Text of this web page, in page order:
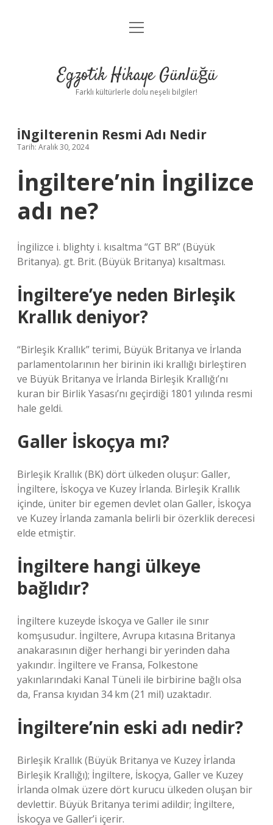
Anasayfa
Yasal Uyarı
menüyü
Egzotik Hikaye Günlüğü
Farklı kültürlerle dolu neşeli bilgiler!
İNgilterenin Resmi Adı Nedir
Tarih: Aralık 30, 2024
İngiltere’nin İngilizce
adı ne?
İngilizce i. blighty i. kısaltma “GT BR” (Büyük
Britanya). gt. Brit. (Büyük Britanya) kısaltması.
İngiltere’ye neden Birleşik
Krallık deniyor?
“Birleşik Krallık” terimi, Büyük Britanya ve İrlanda
parlamentolarının her birinin iki krallığı birleştiren
ve Büyük Britanya ve İrlanda Birleşik Krallığı’nı
kuran bir Birlik Yasası’nı geçirdiği 1801 yılında resmi
hale geldi.
Galler İskoçya mı?
Birleşik Krallık (BK) dört ülkeden oluşur: Galler,
İngiltere, İskoçya ve Kuzey İrlanda. Birleşik Krallık
içinde, üniter bir egemen devlet olan Galler, İskoçya
ve Kuzey İrlanda zamanla belirli bir özerklik derecesi
elde etmiştir.
İngiltere hangi ülkeye
bağlıdır?
İngiltere kuzeyde İskoçya ve Galler ile sınır
komşusudur. İngiltere, Avrupa kıtasına Britanya
anakarasının diğer herhangi bir yerinden daha
yakındır. İngiltere ve Fransa, Folkestone
yakınlarındaki Kanal Tüneli ile birbirine bağlı olsa
da, Fransa kıyıdan 34 km (21 mil) uzaktadır.
İngiltere’nin eski adı nedir?
Birleşik Krallık (Büyük Britanya ve Kuzey İrlanda
Birleşik Krallığı); İngiltere, İskoçya, Galler ve Kuzey
İrlanda olmak üzere dört kurucu ülkeden oluşan bir
devlettir. Büyük Britanya terimi adildir; İngiltere,
İskoçya ve Galler’i içerir.